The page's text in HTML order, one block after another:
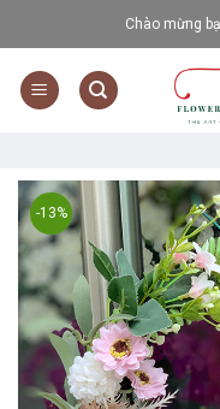
to
content
Chào mừng
-13%